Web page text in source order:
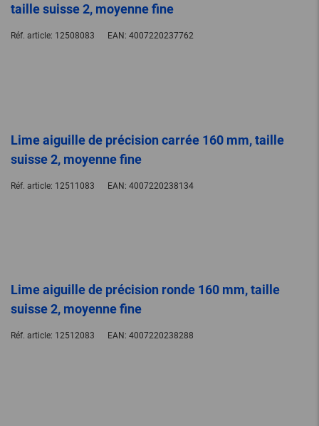
taille suisse 2, moyenne fine
Réf. article: 12508083 EAN: 4007220237762
Lime aiguille de précision carrée 160 mm, taille
suisse 2, moyenne fine
Réf. article: 12511083 EAN: 4007220238134
Lime aiguille de précision ronde 160 mm, taille
suisse 2, moyenne fine
Réf. article: 12512083 EAN: 4007220238288